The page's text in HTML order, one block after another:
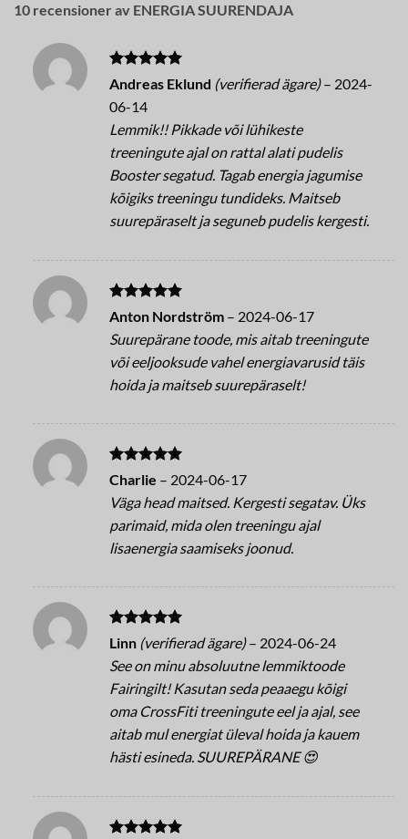
10 recensioner av ENERGIA SUURENDAJA
Betygsatt5
av 5
Andreas Eklund (verifierad ägare) – 2024-
06-14
Lemmik!! Pikkade või lühikeste
treeningute ajal on rattal alati pudelis
Booster segatud. Tagab energia jagumise
kõigiks treeningu tundideks. Maitseb
suurepäraselt ja seguneb pudelis kergesti.
Betygsatt5
av 5
Anton Nordström – 2024-06-17
Suurepärane toode, mis aitab treeningute
või eeljooksude vahel energiavarusid täis
hoida ja maitseb suurepäraselt!
Betygsatt 5
av 5
Charlie – 2024-06-17
Väga head maitsed. Kergesti segatav. Üks
parimaid, mida olen treeningu ajal
lisaenergia saamiseks joonud.
Betygsatt5
av 5
Linn (verifierad ägare) – 2024-06-24
See on minu absoluutne lemmiktoode
Fairingilt! Kasutan seda peaaegu kõigi
oma CrossFiti treeningute eel ja ajal, see
aitab mul energiat üleval hoida ja kauem
hästi esineda. SUUREPÄRANE 😍